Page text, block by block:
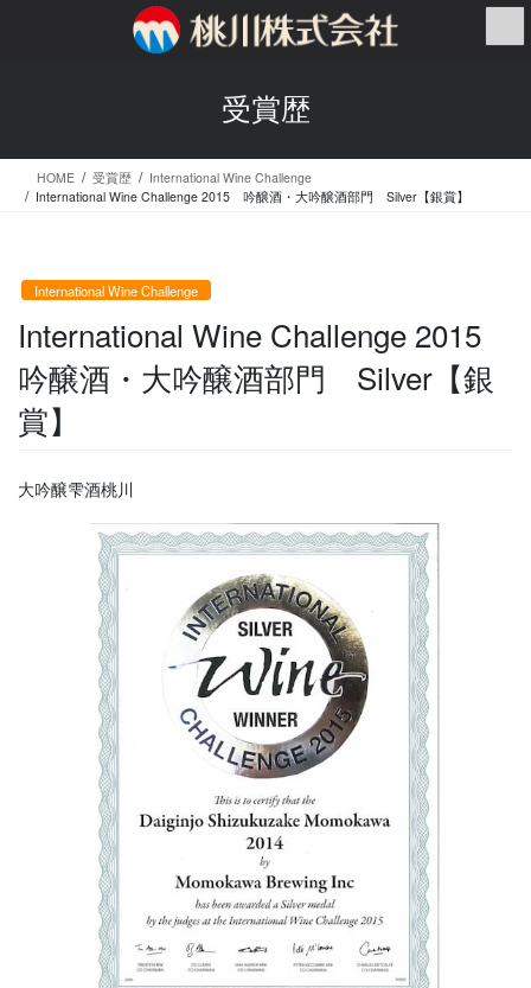
ス
ン
受賞歴
HOME 受賞歴
International Wine Challenge
International Wine Challenge 2015 吟醸酒・大吟醸酒部門 Silver【銀賞】
International Wine Challenge
International Wine Challenge 2015
吟醸酒・大吟醸酒部門 Silver【銀
賞】
大吟醸雫酒桃川